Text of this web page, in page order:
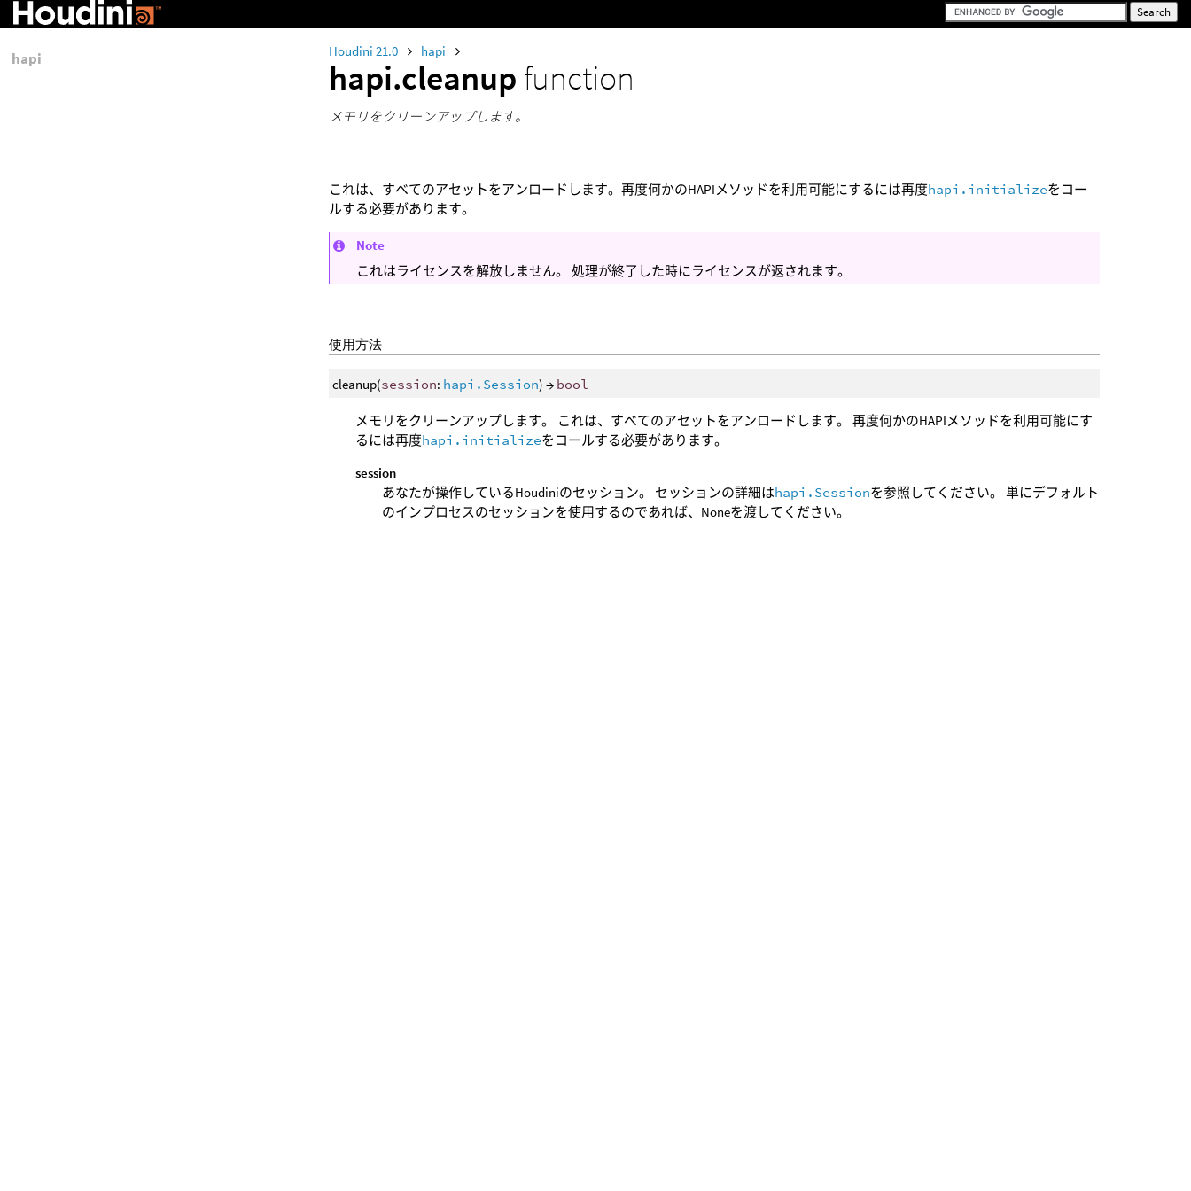
Houdini 21.0 hapi
hapi.cleanup function
メモリをクリーンアップします。
これは、すべてのアセットをアンロードします。再度何かのHAPIメソッドを利用可能にするには再度hapi.initializeをコー
ルする必要があります。
Note
これはライセンスを解放しません。 処理が終了した時にライセンスが返されます。
使用方法
cleanup(session: hapi.Session) → bool
メモリをクリーンアップします。 これは、すべてのアセットをアンロードします。 再度何かのHAPIメソッドを利用可能にす
るには再度hapi.initializeをコールする必要があります。
session
あなたが操作しているHoudiniのセッション。 セッションの詳細はhapi.Sessionを参照してください。 単にデフォルト
のインプロセスのセッションを使用するのであれば、Noneを渡してください。
hapi